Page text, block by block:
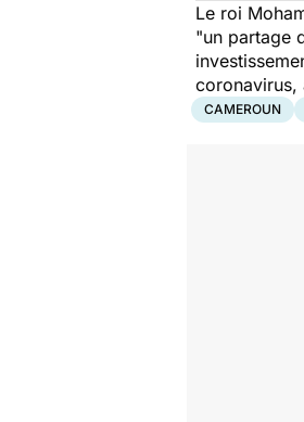
Le roi
"un partage
coronavirus,
CAMEROUN